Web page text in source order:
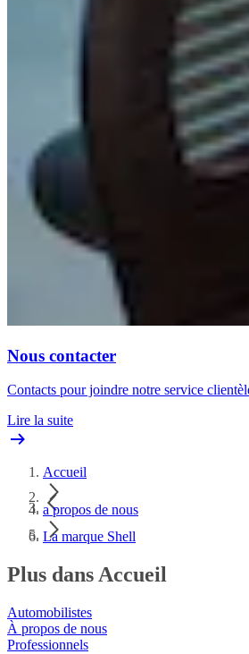
Nous contacter
Contacts pour joindre notre service
Lire la suite
Accueil
a propos de nous
La marque Shell
Plus dans Accueil
Automobilistes
À propos de nous
Professionnels